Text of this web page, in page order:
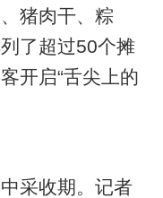
猪肉干、粽
了超过50个摊
开启“舌尖上的
采收期。记者